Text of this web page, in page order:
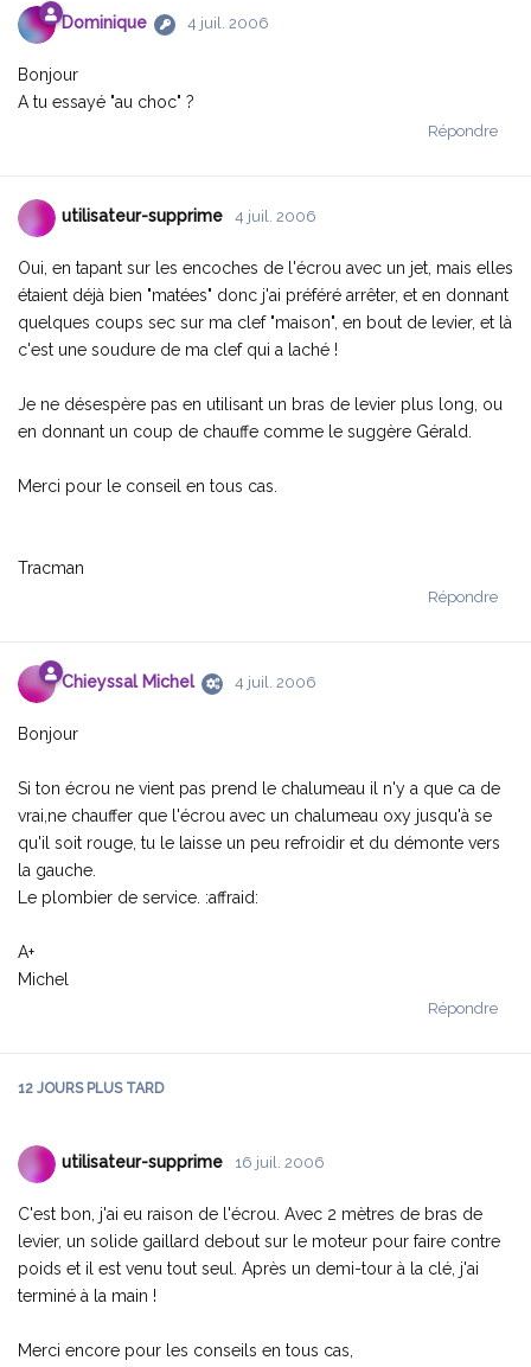
Dominique 4 juil. 2006
Bonjour
A tu essayé "au choc" ?
Répondre
utilisateur-supprime 4 juil. 2006
Oui, en tapant sur les encoches de l'écrou avec un jet, mais elles
étaient déjà bien "matées" donc j'ai préféré arrêter, et en donnant
quelques coups sec sur ma clef "maison", en bout de levier, et là
c'est une soudure de ma clef qui a laché !
Je ne désespère pas en utilisant un bras de levier plus long, ou
en donnant un coup de chauffe comme le suggère Gérald.
Merci pour le conseil en tous cas.
Tracman
Répondre
Chieyssal Michel 4 juil. 2006
Bonjour
Si ton écrou ne vient pas prend le chalumeau il n'y a que ca de
vrai,ne chauffer que l'écrou avec un chalumeau oxy jusqu'à se
qu'il soit rouge, tu le laisse un peu refroidir et du démonte vers
la gauche.
Le plombier de service. :affraid:
A+
Michel
Répondre
12 JOURSPLUS TARD
utilisateur-supprime 16 juil. 2006
C'est bon, j'ai eu raison de l'écrou. Avec 2 mètres de bras de
levier, un solide gaillard debout sur le moteur pour faire contre
poids et il est venu tout seul. Après un demi-tour à la clé, j'ai
terminé à la main !
Merci encore pour les conseils en tous cas,